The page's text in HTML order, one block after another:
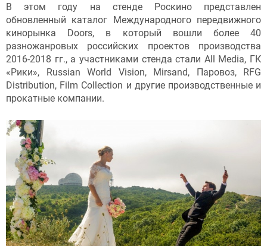
В этом году на стенде Роскино представлен
обновленный каталог Международного передвижного
кинорынка Doors, в который вошли более 40
разножанровых российских проектов производства
2016-2018 гг., а участниками стенда стали All Media, ГК
«Рики», Russian World Vision, Mirsand, Паровоз, RFG
Distribution, Film Collection и другие производственные и
прокатные компании.